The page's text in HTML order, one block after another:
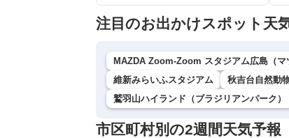
注目のお出かけスポット天
MAZDA Zoom-Zoom スタジアム広島（マ
維新みらいふスタジアム
秋吉台自然動
鷲羽山ハイランド（ブラジリアンパーク）
市区町村別の2週間天気予報